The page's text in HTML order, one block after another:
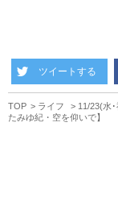
ツイートする
TOP ライフ
11/23(水
たみゆ紀・空を仰いで】